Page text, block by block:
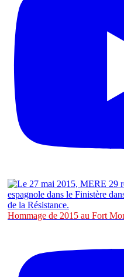
Hommage de 2015 au Fort